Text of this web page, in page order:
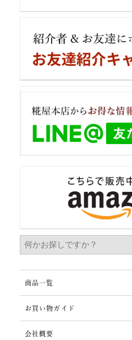
商品一覧
お買い物ガイド
会社概要